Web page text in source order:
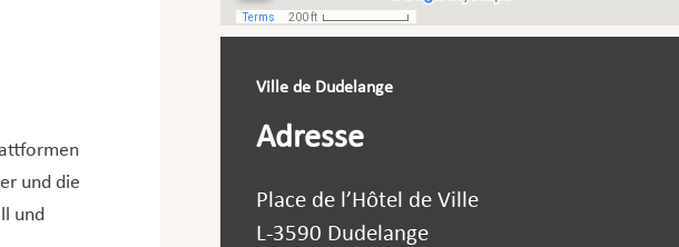
und die
und
Ville de Dudelange
Adresse
Place de l’Hôtel de Ville
L-3590 Dudelange